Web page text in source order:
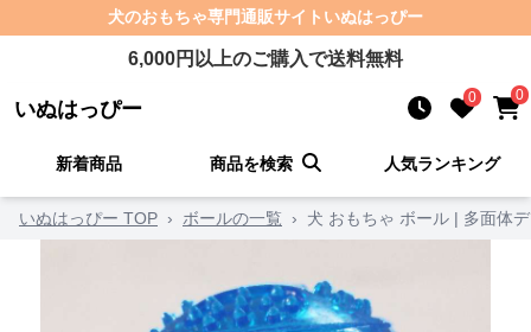
犬のおもちゃ専門通販サイト いぬはっぴー
6,000円以上のご購入で送料無料
いぬはっぴー 0 0
新着商品 商品を検索 人気ランキング
いぬはっぴー TOP › ボールの一覧 › 犬 おもちゃ ボール | 多面体